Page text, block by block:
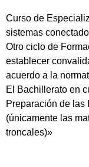
Curso de
sistemas
Otro ciclo de
establecer
acuerdo a la
El Bachillerato en
Preparación de
(únicamente las
troncales)»